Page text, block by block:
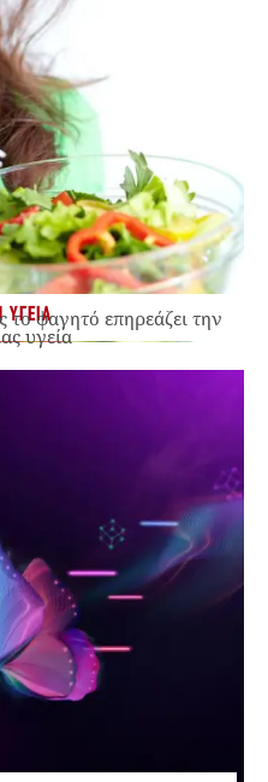
ΥΓΕΙΑφαγητό επηρεάζει την
υγεία